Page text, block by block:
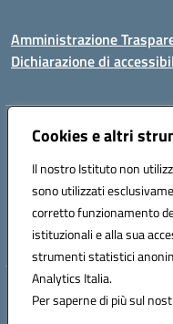
Cookies e altri
Il nostro Istituto non
sono utilizzati
corretto funzionamento
istituzionali e alla sua
strumenti statistici
Analytics Italia.
Per saperne di più sul
Amministrazione
Dichiarazione di
Indirizzo:VIA A. DE GASPERI,
Posta elettronica certificata
Codice fiscale: 82002390175
Codice meccanografico:
Hosting &
Concept &